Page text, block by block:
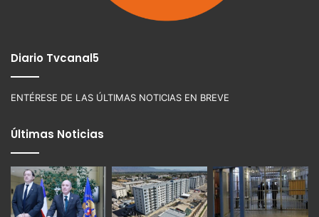
Diario Tvcanal5
ENTÉRESE DE LAS ÚLTIMAS NOTICIAS EN BREVE
Últimas Noticias